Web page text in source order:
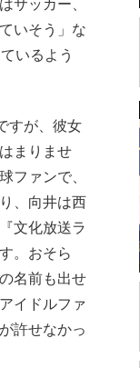
サッカー、
いそう」な
いるよう
すが、彼女
まりませ
ファンで、
、向井は西
文化放送ラ
。おそら
名前も出せ
イドルファ
許せなかっ